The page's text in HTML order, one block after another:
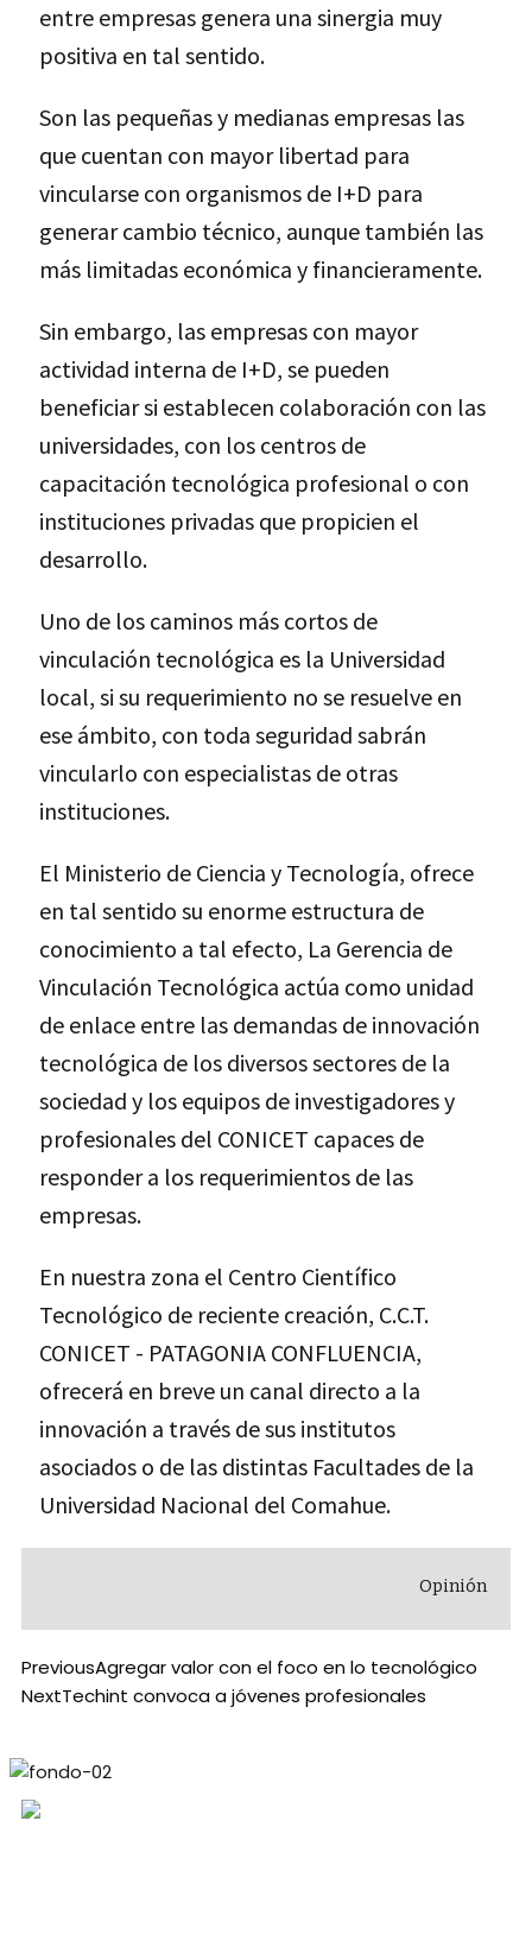
entre empresas genera una sinergia muy
positiva en tal sentido.
Son las pequeñas y medianas empresas las
que cuentan con mayor libertad para
vincularse con organismos de I+D para
generar cambio técnico, aunque también las
más limitadas económica y financieramente.
Sin embargo, las empresas con mayor
actividad interna de I+D, se pueden
beneficiar si establecen colaboración con las
universidades, con los centros de
capacitación tecnológica profesional o con
instituciones privadas que propicien el
desarrollo.
Uno de los caminos más cortos de
vinculación tecnológica es la Universidad
local, si su requerimiento no se resuelve en
ese ámbito, con toda seguridad sabrán
vincularlo con especialistas de otras
instituciones.
El Ministerio de Ciencia y Tecnología, ofrece
en tal sentido su enorme estructura de
conocimiento a tal efecto, La Gerencia de
Vinculación Tecnológica actúa como unidad
de enlace entre las demandas de innovación
tecnológica de los diversos sectores de la
sociedad y los equipos de investigadores y
profesionales del CONICET capaces de
responder a los requerimientos de las
empresas.
En nuestra zona el Centro Científico
Tecnológico de reciente creación, C.C.T.
CONICET - PATAGONIA CONFLUENCIA,
ofrecerá en breve un canal directo a la
innovación a través de sus institutos
asociados o de las distintas Facultades de la
Universidad Nacional del Comahue.
Opinión
PreviousAgregar valor con el foco en lo tecnológico
NextTechint convoca a jóvenes profesionales